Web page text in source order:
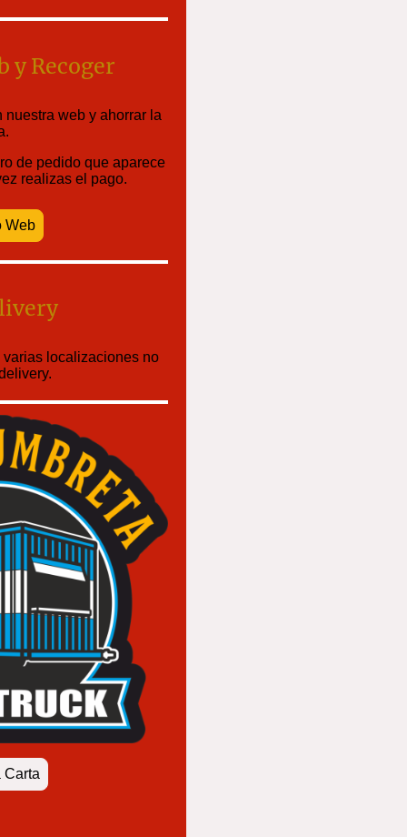
y Recoger
web y ahorrar la
de pedido que aparece
realizas el pago.
Web
localizaciones no
Carta